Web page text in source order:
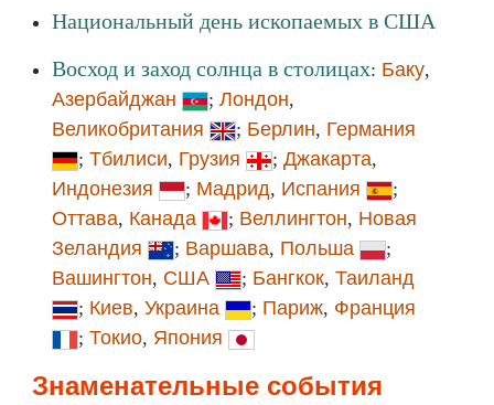
Национальный день ископаемых в США
Восход и заход солнца в столицах: Баку,
Азербайджан
; Лондон,
Великобритания
; Берлин, Германия
; Тбилиси, Грузия ; Джакарта,
Индонезия
; Мадрид, Испания
;
Оттава, Канада ; Веллингтон, Новая
Зеландия
; Варшава, Польша
;
Вашингтон, США ; Бангкок, Таиланд
; Киев, Украина ; Париж, Франция
; Токио, Япония
Знаменательные события